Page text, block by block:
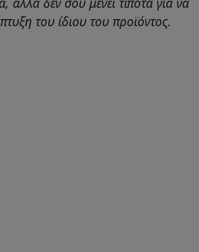
του ίδιου του προϊόντος.